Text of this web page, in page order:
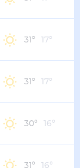
31° 17°
31° 17°
30° 16°
31° 16°